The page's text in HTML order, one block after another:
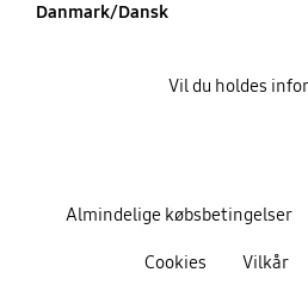
Danmark/Dansk
Almindelige købsbetingelser
Cookies Vilkår
Vil du holdes